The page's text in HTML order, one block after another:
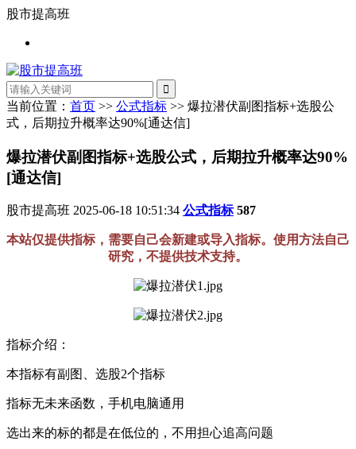
股市提高班
当前位置： 首页 >> 公式指标 >> 爆拉潜伏副图指标+选股公
式，后期拉升概率达90%[通达信]
爆拉潜伏副图指标+选股公式，后期拉升概率达90%
[通达信]
股市提高班 2025-06-18 10:51:34 公式指标 587
本站仅提供指标，需要自己会新建或导入指标。使用方法自己
研究，不提供技术支持。
指标介绍：
本指标有副图、选股2个指标
指标无未来函数，手机电脑通用
选出来的标的都是在低位的，不用担心追高问题